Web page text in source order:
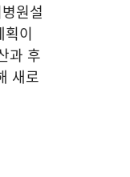
원설
이
과 후
새로